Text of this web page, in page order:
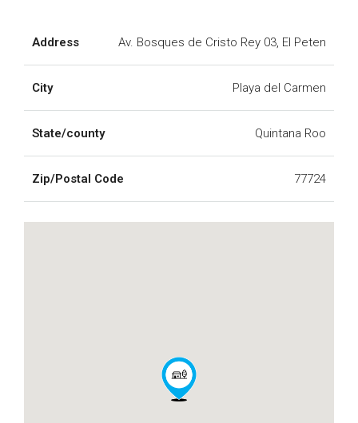
Address Av. Bosques de Cristo Rey 03, El Peten
City Playa del Carmen
State/county Quintana Roo
Zip/Postal Code 77724